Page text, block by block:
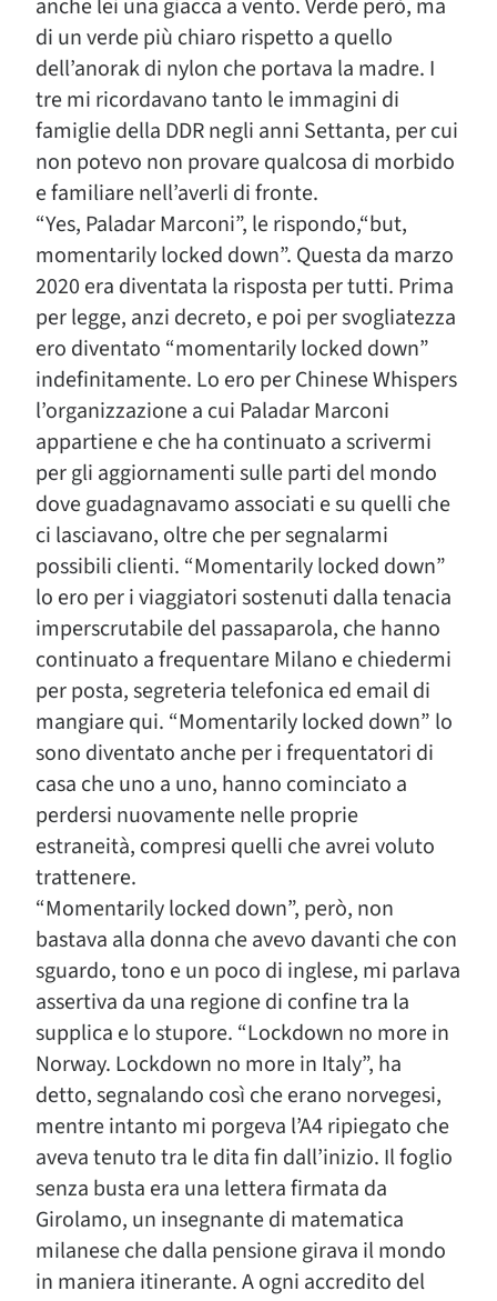
anche lei una giacca a vento. Verde però, ma
di un verde più chiaro rispetto a quello
dell’anorak di nylon che portava la madre. I
tre mi ricordavano tanto le immagini di
famiglie della DDR negli anni Settanta, per cui
non potevo non provare qualcosa di morbido
e familiare nell’averli di fronte.
“Yes, Paladar Marconi”, le rispondo,“but,
momentarily locked down”. Questa da marzo
2020 era diventata la risposta per tutti. Prima
per legge, anzi decreto, e poi per svogliatezza
ero diventato “momentarily locked down”
indefinitamente. Lo ero per Chinese Whispers
l’organizzazione a cui Paladar Marconi
appartiene e che ha continuato a scrivermi
per gli aggiornamenti sulle parti del mondo
dove guadagnavamo associati e su quelli che
ci lasciavano, oltre che per segnalarmi
possibili clienti. “Momentarily locked down”
lo ero per i viaggiatori sostenuti dalla tenacia
imperscrutabile del passaparola, che hanno
continuato a frequentare Milano e chiedermi
per posta, segreteria telefonica ed email di
mangiare qui. “Momentarily locked down” lo
sono diventato anche per i frequentatori di
casa che uno a uno, hanno cominciato a
perdersi nuovamente nelle proprie
estraneità, compresi quelli che avrei voluto
trattenere.
“Momentarily locked down”, però, non
bastava alla donna che avevo davanti che con
sguardo, tono e un poco di inglese, mi parlava
assertiva da una regione di confine tra la
supplica e lo stupore. “Lockdown no more in
Norway. Lockdown no more in Italy”, ha
detto, segnalando così che erano norvegesi,
mentre intanto mi porgeva l’A4 ripiegato che
aveva tenuto tra le dita fin dall’inizio. Il foglio
senza busta era una lettera firmata da
Girolamo, un insegnante di matematica
milanese che dalla pensione girava il mondo
in maniera itinerante. A ogni accredito del